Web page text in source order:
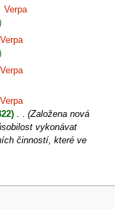
Verpa
Verpa
Verpa
Verpa
‎
Založena nová
vykonávat
činností, které ve